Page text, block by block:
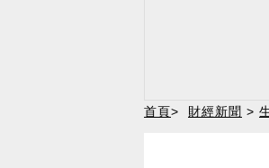
首頁> 財經新聞 >